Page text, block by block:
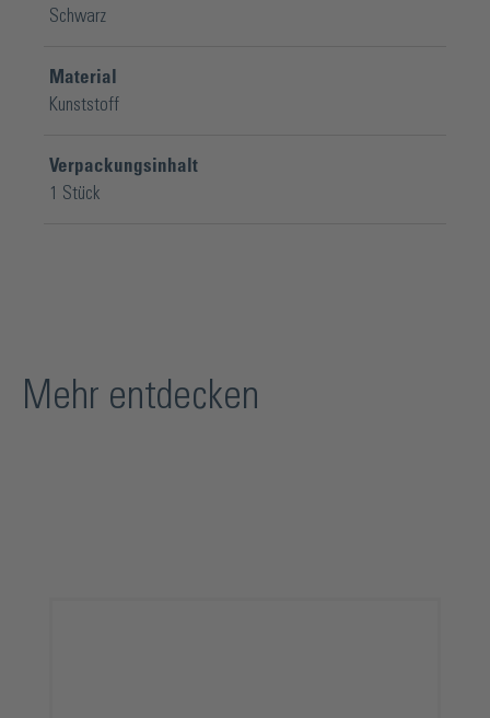
Schwarz
Material
Kunststoff
Verpackungsinhalt
1 Stück
Mehr entdecken